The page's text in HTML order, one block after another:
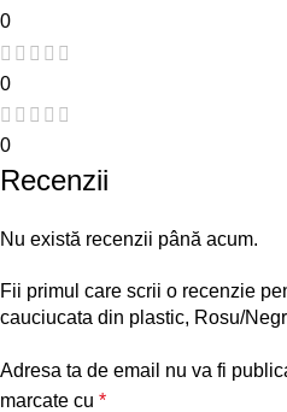
0
0
0
Recenzii
Nu există recenzii până acum.
Fii primul care scrii o recenzie
cauciucata din plastic, Rosu/
Adresa ta de email nu va fi
marcate cu *